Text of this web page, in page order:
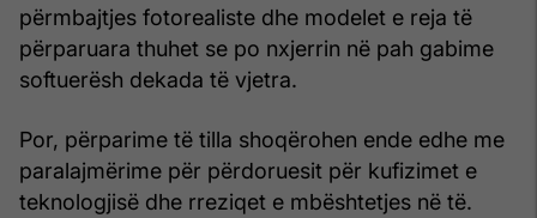
përmbajtjes fotorealiste dhe modelet e reja të
përparuara thuhet se po nxjerrin në pah gabime
softuerësh dekada të vjetra.
Por, përparime të tilla shoqërohen ende edhe me
paralajmërime për përdoruesit për kufizimet e
teknologjisë dhe rreziqet e mbështetjes në të.